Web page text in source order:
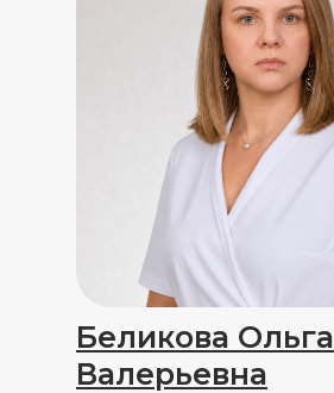
Беликова Ольга
Валерьевна